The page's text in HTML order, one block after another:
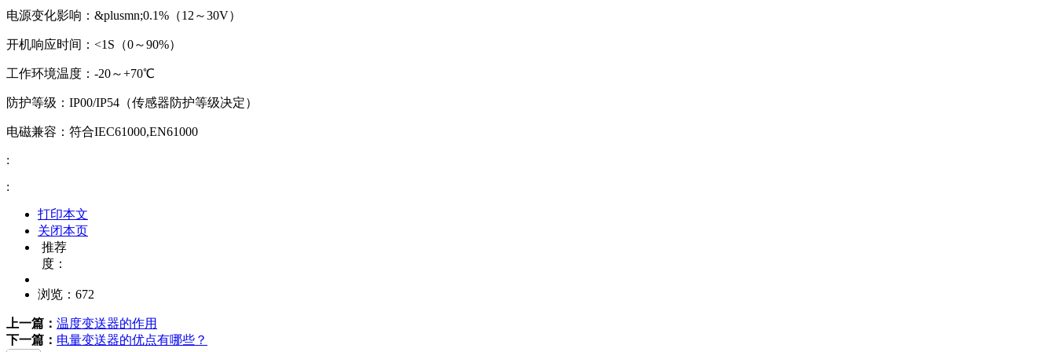
电源变化影响：&plusmn;0.1%（12～30V）
开机响应时间：<1S（0～90%）
工作环境温度：-20～+70℃
防护等级：IP00/IP54（传感器防护等级决定）
电磁兼容：符合IEC61000,EN61000
:
:
打印本文
关闭本页
推荐
度：
浏览： 672
上一篇： 温度变送器的作用
下一篇： 电量变送器的优点有哪些？